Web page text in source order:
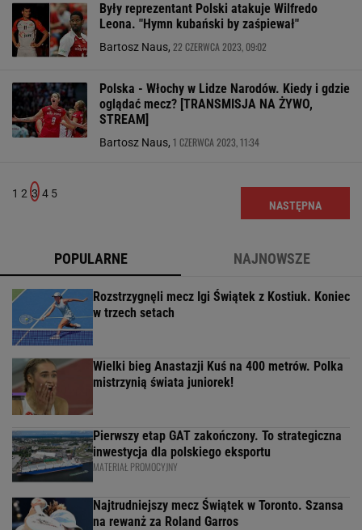
Były reprezentant Polski atakuje Wilfredo
Leona. "Hymn kubański by zaśpiewał"
Bartosz Naus, 22 CZERWCA 2023, 09:02
Polska - Włochy w Lidze Narodów. Kiedy i gdzie
oglądać mecz? [TRANSMISJA NA ŻYWO,
STREAM]
Bartosz Naus, 1 CZERWCA 2023, 11:34
1 2 3 4 5
NASTĘPNA
POPULARNE NAJNOWSZE
Rozstrzygnęli mecz Igi Świątek z Kostiuk. Koniec
w trzech setach
Wielki bieg Anastazji Kuś na 400 metrów. Polka
mistrzynią świata juniorek!
Pierwszy etap GAT zakończony. To strategiczna
inwestycja dla polskiego eksportu
MATERIAŁ PROMOCYJNY
Najtrudniejszy mecz Świątek w Toronto. Szansa
na rewanż za Roland Garros